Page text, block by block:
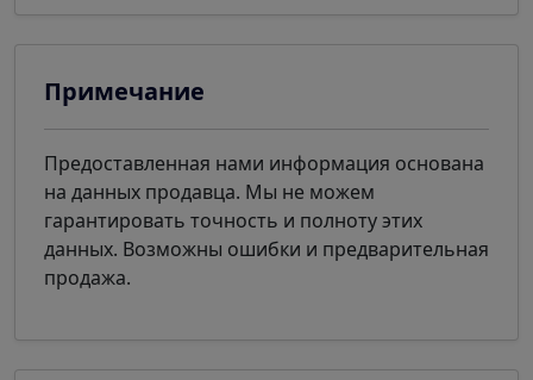
Примечание
Предоставленная нами информация основана
на данных продавца. Мы не можем
гарантировать точность и полноту этих
данных. Возможны ошибки и предварительная
продажа.